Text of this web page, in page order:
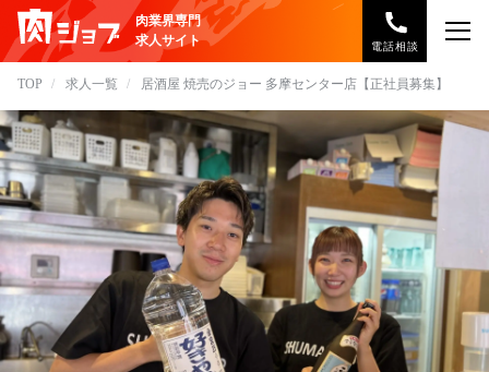
肉業界専門
求人サイト
電話相談
TOP 求人一覧 居酒屋 焼売のジョー 多摩センター店【正社員募集】